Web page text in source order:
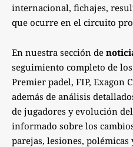
internacional, fichajes,
que ocurre en el circuito
En nuestra sección de
seguimiento completo de
Premier padel, FIP, Exagon
además de análisis
de jugadores y evolución
informado sobre los
parejas, lesiones,